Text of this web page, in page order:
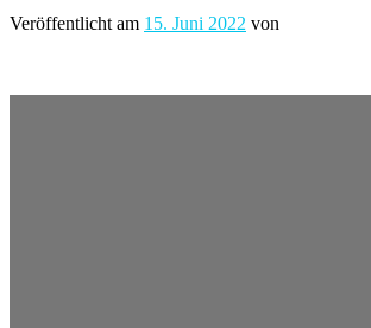
Veröffentlicht am 15. Juni 2022 von